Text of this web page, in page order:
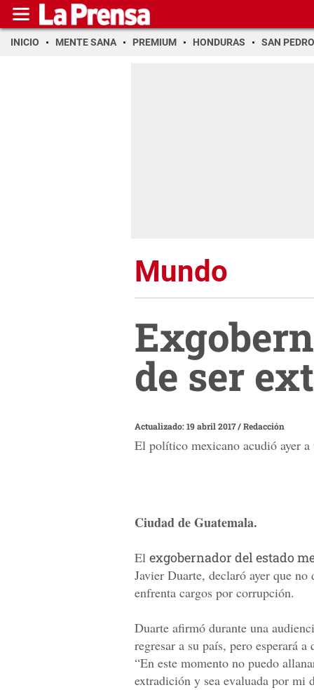
INICIO MENTE SANA PREMIUM HONDURAS SAN PEDRO
Mundo
de ser
Actualizado: 19 abril 2017/Redacción
El político mexicano acudió ayer
Ciudad de Guatemala.
El exgobernador del estado
Javier Duarte, declaró ayer que
enfrenta cargos por corrupción.
Duarte afirmó durante una
regresar a su país, pero esperará
“En este momento no puedo
extradición y sea evaluada por mi